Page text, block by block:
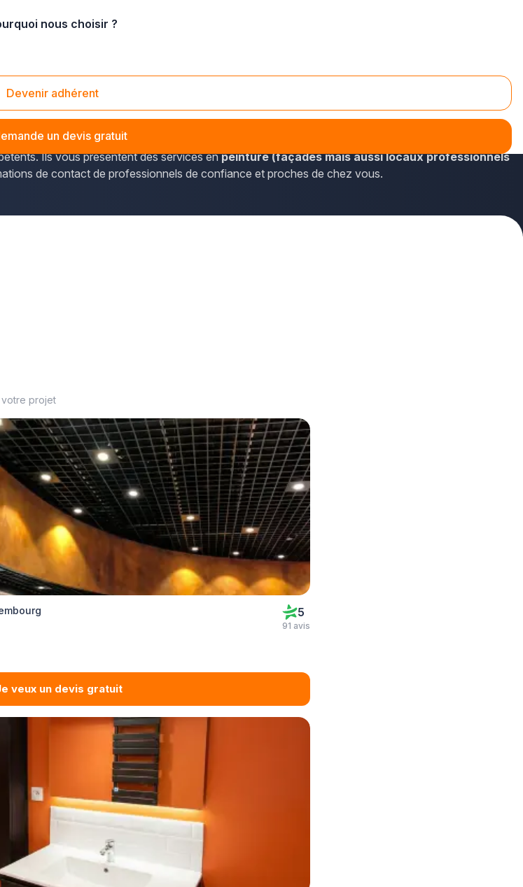
nous choisir ?
Devenir adhérent
un devis gratuit
les entreprises de Florange (Moselle), en Lorraine. Vous pouvez notamment y découvrir les
Ils vous présentent des services enpeinture (façades mais aussi locaux professionnels
de contact de professionnels de confiance et proches de chez vous.
projet
5
91 avis
veux un devis gratuit